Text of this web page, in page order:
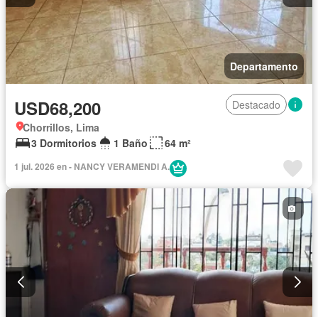
Departamento
USD68,200
Destacado
Chorrillos, Lima
3 Dormitorios
1 Baño 64 m²
1 jul. 2026 en - NANCY VERAMENDI A.